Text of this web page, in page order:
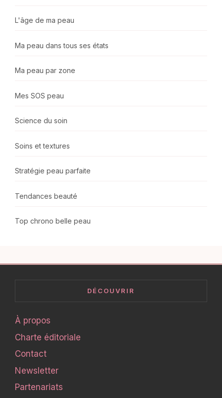
L'âge de ma peau
Ma peau dans tous ses états
Ma peau par zone
Mes SOS peau
Science du soin
Soins et textures
Stratégie peau parfaite
Tendances beauté
Top chrono belle peau
DÉCOUVRIR
À propos
Charte éditoriale
Contact
Newsletter
Partenariats